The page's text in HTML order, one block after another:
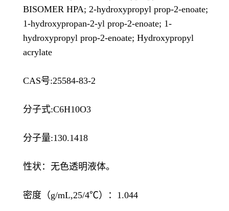
BISOMER HPA; 2-hydroxypropyl prop-2-enoate;
1-hydroxypropan-2-yl prop-2-enoate; 1-
hydroxypropyl prop-2-enoate; Hydroxypropyl
acrylate
CAS号:25584-83-2
分子式:C6H10O3
分子量:130.1418
性状：无色透明液体。
密度（g/mL,25/4℃）：1.044